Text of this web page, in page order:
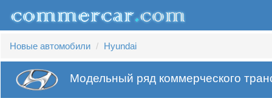
Новые автомобили Hyundai
Модельный ряд коммерческого